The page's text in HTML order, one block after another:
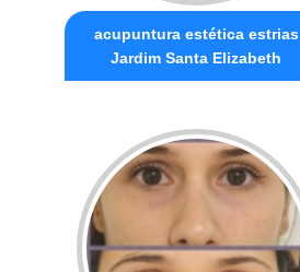
acupuntura estética estrias
Jardim Santa Elizabeth